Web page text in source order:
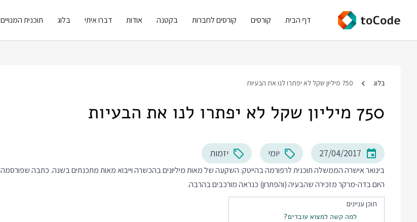
דף הבית קורסים קורסים לחברות בקטנה אודות דברו איתי בלוג תוכנית המנויים
בלוג 750 מיליון שקל לא יפתרו לנו את הבעיות
750 מיליון שקל לא יפתרו לנו את הבעיות
27/04/2017 יומי יזמות
בינואר אישרה הממשלה תוכנית לרפורמה בהייטק: השקעה של מאות מיליונים בהכשרה וייבוא מאות מתכנתים בשנה. כתבה שפורסמה
היום בדה-מרקר מזכירה שהבעיה (והפתרון) כנראה מורכבים בהרבה.
תוכן עניינים
למה קשה למצוא עובדים?